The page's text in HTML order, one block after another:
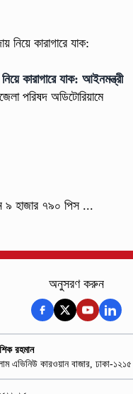
কারাগারে যাক: আইনমন্ত্রী
পরিষদ অডিটোরিয়ামে
৯ হাজার ৭৯০ পিস ...
অনুসরণ করুন
রহমান
এভিনিউ কারওয়ান বাজার, ঢাকা-১২১৫